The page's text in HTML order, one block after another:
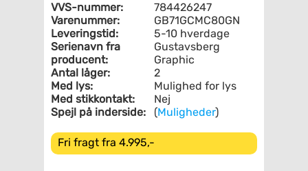
VVS-nummer:
784426247
Varenummer:
GB71GCMC80GN
Leveringstid:
5-10 hverdage
Serienavn fra
producent:
Gustavsberg
Graphic
Antal låger:
2
Med lys:
Mulighed for lys
Med stikkontakt:
Nej
Spejl på inderside:
(Muligheder)
Fri fragt fra 4.995,-